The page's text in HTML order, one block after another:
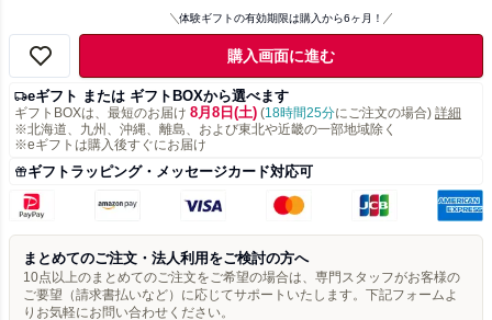
体験ギフトの有効期限は購入から6ヶ月！
購入画面に進む
eギフト または ギフトBOXから選べます
ギフトBOXは、最短のお届け 8月8日(土) (18時間25分にご注文の場合) 詳細
※北海道、九州、沖縄、離島、および東北や近畿の一部地域除く
※eギフトは購入後すぐにお届け
ギフトラッピング・メッセージカード対応可
まとめてのご注文・法人利用をご検討の方へ
10点以上のまとめてのご注文をご希望の場合は、専門スタッフがお客様の
ご要望（請求書払いなど）に応じてサポートいたします。下記フォームよ
りお気軽にお問い合わせください。